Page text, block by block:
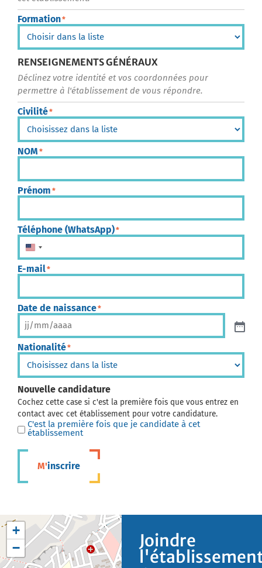
Formation*
RENSEIGNEMENTS GÉNÉRAUX
Déclinez votre identité et vos coordonnées pour
permettre à l'établissement de vous répondre.
Civilité*
NOM *
Prénom *
Téléphone (WhatsApp)*
États-Unis +1
E-mail*
Date de naissance*
Nationalité*
Nouvelle candidature
Cochez cette case si c'est la première fois que vous entrez en
contact avec cet établissement pour votre candidature.
C'est la première fois que je candidate à cet
établissement
M'inscrire
+
−
Joindre